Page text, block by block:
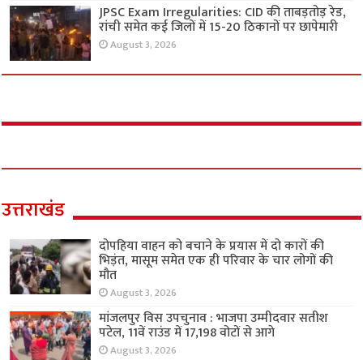
JPSC Exam Irregularities: CID की ताबड़तोड़ रेड,
रांची समेत कई जिलों में 15-20 ठिकानों पर छापेमारी
August 3, 2026
उत्तराखंड
दोपहिया वाहन को बचाने के प्रयास में दो कारों की
भिड़ंत, मासूम समेत एक ही परिवार के चार लोगों की
मौत
August 3, 2026
मांजलपुर विस उपचुनाव : भाजपा उम्मीदवार सतीश
पटेल, 11वें राउंड में 17,198 वोटों से आगे
August 3, 2026